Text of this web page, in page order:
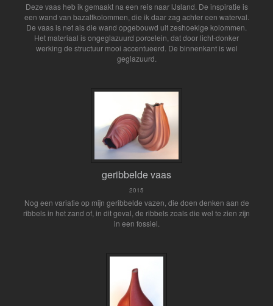
Deze vaas heb ik gemaakt na een reis naar IJsland. De inspiratie is
een wand van bazaltkolommen, die ik daar zag achter een waterval.
De vaas is net als die wand opgebouwd uit zeshoekige kolommen.
Het materiaal is ongeglazuurd porcelein, dat door licht-donker
werking de structuur mooi accentueerd. De binnenkant is wel
geglazuurd.
geribbelde vaas
2015
Nog een variatie op mijn geribbelde vazen, die doen denken aan de
ribbels in het zand of, in dit geval, de ribbels zoals die wel te zien zijn
in een fossiel.